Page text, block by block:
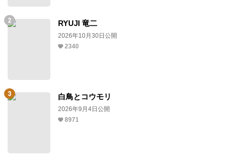
RYUJI 竜二
2026年10月30日公開
2340
白鳥とコウモリ
2026年9月4日公開
8971